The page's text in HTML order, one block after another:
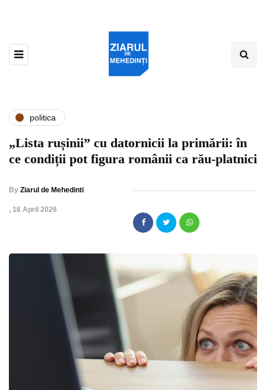
politica
„Lista rușinii” cu datornicii la primării: în
ce condiții pot figura românii ca rău-platnici
By Ziarul de Mehedinti
, 16 April 2026